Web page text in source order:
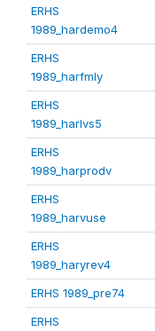
ERHS
1989_hardemo4
ERHS
1989_harfmly
ERHS
1989_harlvs5
ERHS
1989_harprodv
ERHS
1989_harvuse
ERHS
1989_haryrev4
ERHS 1989_pre74
ERHS